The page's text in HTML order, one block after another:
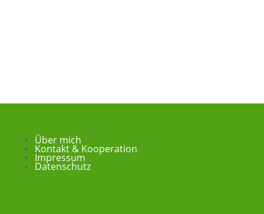
Über mich
Kontakt & Kooperation
Impressum
Datenschutz